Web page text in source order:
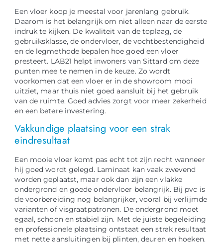
Een vloer koop je meestal voor jarenlang gebruik.
Daarom is het belangrijk om niet alleen naar de eerste
indruk te kijken. De kwaliteit van de toplaag, de
gebruiksklasse, de ondervloer, de vochtbestendigheid
en de legmethode bepalen hoe goed een vloer
presteert. LAB21 helpt inwoners van Sittard om deze
punten mee te nemen in de keuze. Zo wordt
voorkomen dat een vloer er in de showroom mooi
uitziet, maar thuis niet goed aansluit bij het gebruik
van de ruimte. Goed advies zorgt voor meer zekerheid
en een betere investering.
Vakkundige plaatsing voor een strak
eindresultaat
Een mooie vloer komt pas echt tot zijn recht wanneer
hij goed wordt gelegd. Laminaat kan vaak zwevend
worden geplaatst, maar ook dan zijn een vlakke
ondergrond en goede ondervloer belangrijk. Bij pvc is
de voorbereiding nog belangrijker, vooral bij verlijmde
varianten of visgraatpatronen. De ondergrond moet
egaal, schoon en stabiel zijn. Met de juiste begeleiding
en professionele plaatsing ontstaat een strak resultaat
met nette aansluitingen bij plinten, deuren en hoeken.